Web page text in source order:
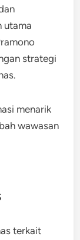
utama
strategi
menarik
wawasan
terkait